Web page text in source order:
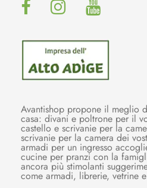
Avantishop propone il meglio
casa: divani e poltrone per il
castello e scrivanie per la
scrivanie per la camera dei
armadi per un ingresso
cucine per pranzi con la
ancora più stimolanti
come armadi, librerie, vetrine